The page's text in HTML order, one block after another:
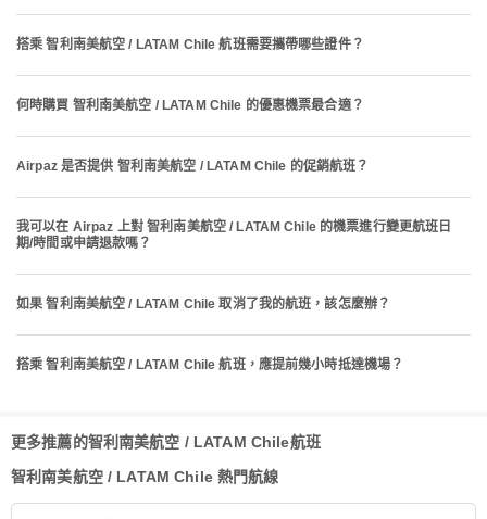
搭乘 智利南美航空 / LATAM Chile 航班需要攜帶哪些證件？
何時購買 智利南美航空 / LATAM Chile 的優惠機票最合適？
Airpaz 是否提供 智利南美航空 / LATAM Chile 的促銷航班？
我可以在 Airpaz 上對 智利南美航空 / LATAM Chile 的機票進行變更航班日
期/時間或申請退款嗎？
如果 智利南美航空 / LATAM Chile 取消了我的航班，該怎麼辦？
搭乘 智利南美航空 / LATAM Chile 航班，應提前幾小時抵達機場？
更多推薦的智利南美航空 / LATAM Chile航班
智利南美航空 / LATAM Chile 熱門航線